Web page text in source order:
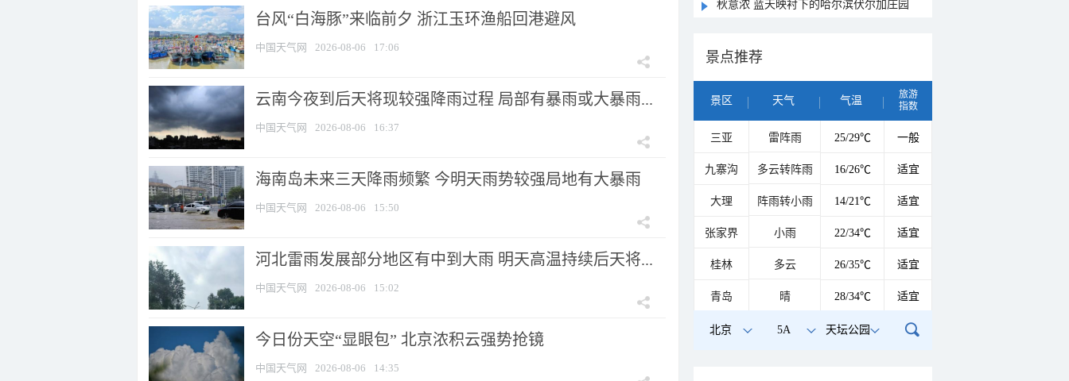
台风“白海豚”来临前夕 浙江玉环渔船回港避风
中国天气网 2026-08-06 17:06
云南今夜到后天将现较强降雨过程 局部有暴雨或大暴雨...
中国天气网 2026-08-06 16:37
海南岛未来三天降雨频繁 今明天雨势较强局地有大暴雨
中国天气网 2026-08-06 15:50
河北雷雨发展部分地区有中到大雨 明天高温持续后天将...
中国天气网 2026-08-06 15:02
今日份天空“显眼包” 北京浓积云强势抢镜
中国天气网 2026-08-06 14:35
秋意浓 蓝天映衬下的哈尔滨伏尔加庄园
景点推荐
景区 天气 气温
旅游
指数
三亚 雷阵雨 25/29℃ 一般
九寨沟 多云转阵雨 16/26℃ 适宜
大理 阵雨转小雨 14/21℃ 适宜
张家界 小雨 22/34℃ 适宜
桂林 多云 26/35℃ 适宜
青岛 晴 28/34℃ 适宜
北京 5A 天坛公园